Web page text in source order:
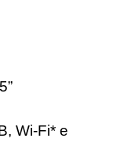
Wi-Fi* e